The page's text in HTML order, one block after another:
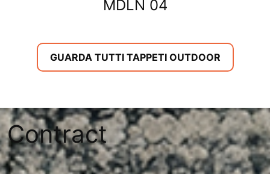
MDLN 04
GUARDA TUTTI TAPPETI OUTDOOR
Contract